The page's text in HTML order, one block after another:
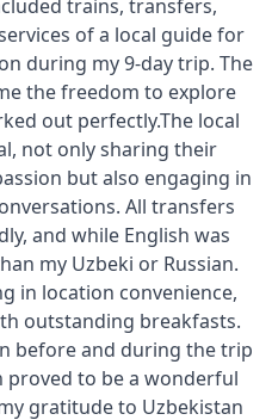
trains, transfers,
of a local guide for
during my 9-day trip. The
the freedom to explore
out perfectly.The local
not only sharing their
but also engaging in
All transfers
and while English was
my Uzbeki or Russian.
in location convenience,
outstanding breakfasts.
before and during the trip
proved to be a wonderful
gratitude to Uzbekistan